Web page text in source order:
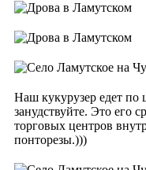
Наш кукурузер едет по
занудствуйте. Это его
торговых центров
понторезы.)))